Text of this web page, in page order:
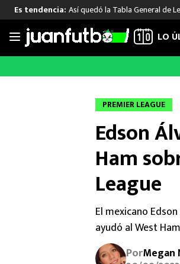
Saltar
Es tendencia: Así quedó la Tabla General de
LIGA MX
Chivas de Guadalajara
Liga MX Femenil
FUT
Las Noticias
Selección
Europa
Real Madrid
Barcelona
LO
PREMIER LEAGUE
Edson
Ham
League
El mexicano
ayudó al West
PorMegan